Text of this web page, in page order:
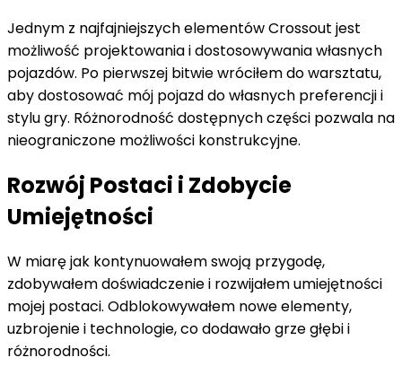
Jednym z najfajniejszych elementów Crossout jest
możliwość projektowania i dostosowywania własnych
pojazdów. Po pierwszej bitwie wróciłem do warsztatu,
aby dostosować mój pojazd do własnych preferencji i
stylu gry. Różnorodność dostępnych części pozwala na
nieograniczone możliwości konstrukcyjne.
Rozwój Postaci i Zdobycie
Umiejętności
W miarę jak kontynuowałem swoją przygodę,
zdobywałem doświadczenie i rozwijałem umiejętności
mojej postaci. Odblokowywałem nowe elementy,
uzbrojenie i technologie, co dodawało grze głębi i
różnorodności.